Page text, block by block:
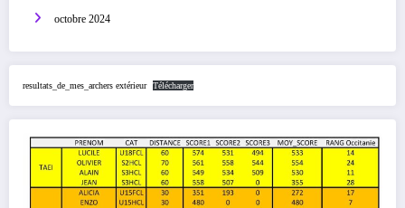
octobre 2024
resultats_de_mes_archers extérieur Télécharger